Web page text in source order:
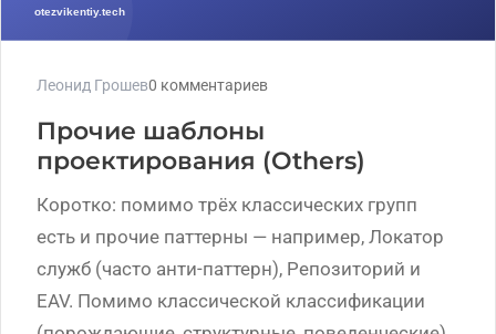
Леонид Грошев0 комментариев
Прочие шаблоны
проектирования (Others)
Коротко: помимо трёх классических групп
есть и прочие паттерны — например, Локатор
служб (часто анти-паттерн), Репозиторий и
EAV. Помимо классической классификации